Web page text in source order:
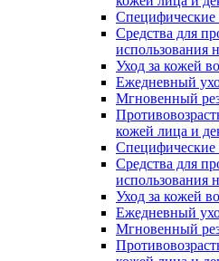
Средства для
использования
Уход за кожей
Ежедневный
Мгновенный
кожей лица и
Средства для
использования
Уход за кожей
Ежедневный
Мгновенный